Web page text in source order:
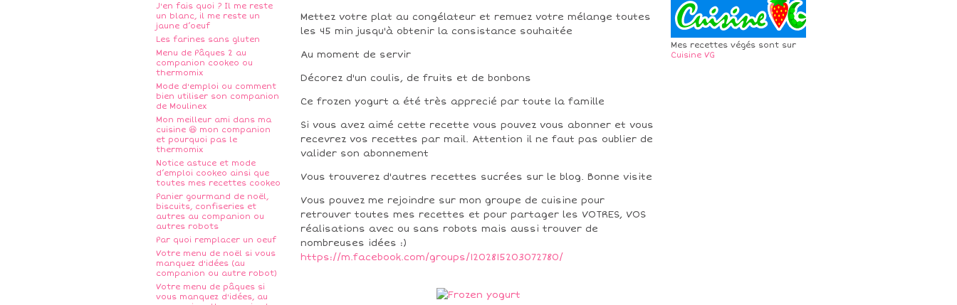
J'en fais quoi ? Il me reste
un blanc, il me reste un
jaune d’oeuf
Les farines sans gluten
Menu de Pâques 2 au
companion cookeo ou
thermomix
Mode d'emploi ou comment
bien utiliser son companion
de Moulinex
Mon meilleur ami dans ma
cuisine 😆 mon companion
et pourquoi pas le
thermomix
Notice astuce et mode
d’emploi cookeo ainsi que
toutes mes recettes cookeo
Panier gourmand de noël,
biscuits, confiseries et
autres au companion ou
autres robots
Par quoi remplacer un oeuf
Votre menu de noël si vous
manquez d'idées (au
companion ou autre robot)
Votre menu de pâques si
vous manquez d'idées, au
Mes recettes végés sont sur
Cuisine VG
Mettez votre plat au congélateur et remuez votre mélange toutes
les 45 min jusqu'à obtenir la consistance souhaitée
Au moment de servir
Décorez d'un coulis, de fruits et de bonbons
Ce frozen yogurt a été très apprecié par toute la famille
Si vous avez aimé cette recette vous pouvez vous abonner et vous
recevrez vos recettes par mail. Attention il ne faut pas oublier de
valider son abonnement
Vous trouverez d'autres recettes sucrées sur le blog. Bonne visite
Vous pouvez me rejoindre sur mon groupe de cuisine pour
retrouver toutes mes recettes et pour partager les VOTRES, VOS
réalisations avec ou sans robots mais aussi trouver de
nombreuses idées :)
https://m.facebook.com/groups/1202815203072780/